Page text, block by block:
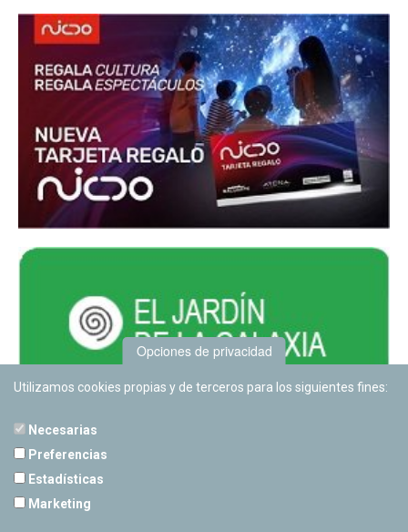
Opciones de privacidad
Utilizamos cookies propias y de terceros para los siguientes fines:
Necesarias
Preferencias
Estadísticas
Marketing